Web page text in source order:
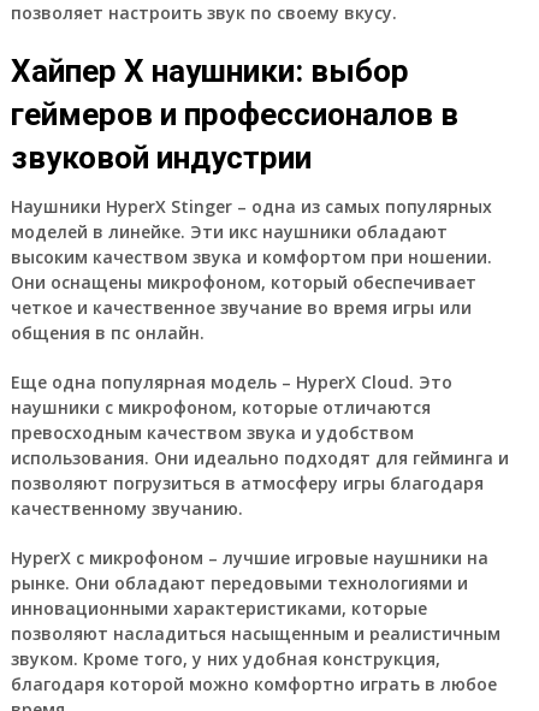
позволяет настроить звук по своему вкусу.
Хайпер X наушники: выбор
геймеров и профессионалов в
звуковой индустрии
Наушники HyperX Stinger – одна из самых популярных
моделей в линейке. Эти икс наушники обладают
высоким качеством звука и комфортом при ношении.
Они оснащены микрофоном, который обеспечивает
четкое и качественное звучание во время игры или
общения в пс онлайн.
Еще одна популярная модель – HyperX Cloud. Это
наушники с микрофоном, которые отличаются
превосходным качеством звука и удобством
использования. Они идеально подходят для гейминга и
позволяют погрузиться в атмосферу игры благодаря
качественному звучанию.
HyperX с микрофоном – лучшие игровые наушники на
рынке. Они обладают передовыми технологиями и
инновационными характеристиками, которые
позволяют насладиться насыщенным и реалистичным
звуком. Кроме того, у них удобная конструкция,
благодаря которой можно комфортно играть в любое